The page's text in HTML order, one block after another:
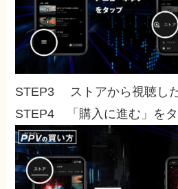
STEP3 ストアから視聴し
STEP4 「購入に進む」を